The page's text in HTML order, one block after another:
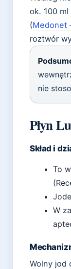
ok. 100
(Medonet
roztwór
nie
Płyn
Skład i
To
W
Wolny jod